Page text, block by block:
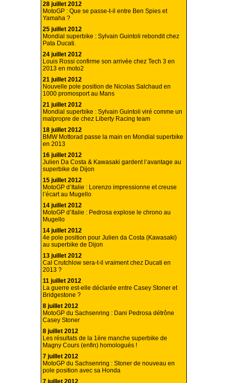
28 juillet 2012
MotoGP : Que se passe-t-il entre Ben Spies et
Yamaha ?
25 juillet 2012
Mondial superbike : Sylvain Guintoli rebondit chez
Pata Ducati.
24 juillet 2012
Louis Rossi confirme son arrivée chez Tech 3 en
2013 en moto2
21 juillet 2012
Nouvelle pole position de Nicolas Salchaud en
1000 promosport au Mans
21 juillet 2012
Mondial superbike : Sylvain Guintoli viré comme un
malpropre de chez Liberty Racing team
18 juillet 2012
BMW Mottorad passe la main en Mondial superbike
en 2013
16 juillet 2012
Julien Da Costa & Kawasaki gardent l’avantage au
superbike de Dijon
15 juillet 2012
MotoGP d’Italie : Lorenzo impressionne et creuse
l’écart au Mugello
14 juillet 2012
MotoGP d’Italie : Pedrosa explose le chrono au
Mugello
14 juillet 2012
4e pole position pour Julien da Costa (Kawasaki)
au superbike de Dijon
13 juillet 2012
Cal Crutchlow sera-t-il vraiment chez Ducati en
2013 ?
11 juillet 2012
La guerre est-elle déclarée entre Casey Stoner et
Bridgestone ?
8 juillet 2012
MotoGP du Sachsenring : Dani Pedrosa détrône
Casey Stoner
8 juillet 2012
Les résultats de la 1ère manche superbike de
Magny Cours (enfin) homologués !
7 juillet 2012
MotoGP du Sachsenring : Stoner de nouveau en
pole position avec sa Honda
7 juillet 2012